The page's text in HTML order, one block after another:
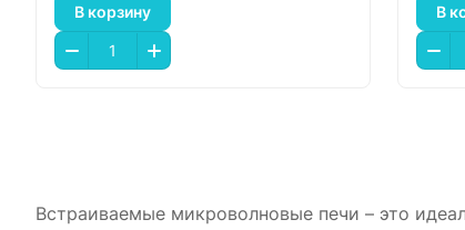
В корзину В
Встраиваемые микроволновые печи – это